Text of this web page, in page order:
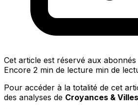
Cet article est réservé aux abonnés
Encore 2 min de lecture min de
Pour accéder à la totalité de cet
des analyses de Croyances & Villes